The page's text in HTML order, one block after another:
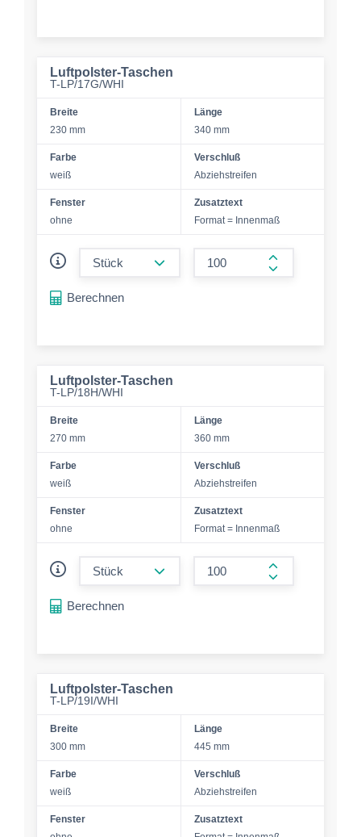
Luftpolster-Taschen
T-LP/17G/WHI
Breite
230 mm
Länge
340 mm
Farbe
weiß
Verschluß
Abziehstreifen
Fenster
ohne
Zusatztext
Format = Innenmaß
form.increase-
Berechnen
Luftpolster-Taschen
T-LP/18H/WHI
Breite
270 mm
Länge
360 mm
Farbe
weiß
Verschluß
Abziehstreifen
Fenster
ohne
Zusatztext
Format = Innenmaß
form.increase-
Berechnen
Luftpolster-Taschen
T-LP/19I/WHI
Breite
300 mm
Länge
445 mm
Farbe
weiß
Verschluß
Abziehstreifen
Fenster
Zusatztext